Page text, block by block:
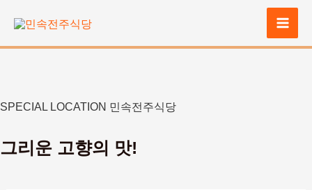
츠
너
기
SPECIAL LOCATION 민속전주식당
그리운 고향의 맛!